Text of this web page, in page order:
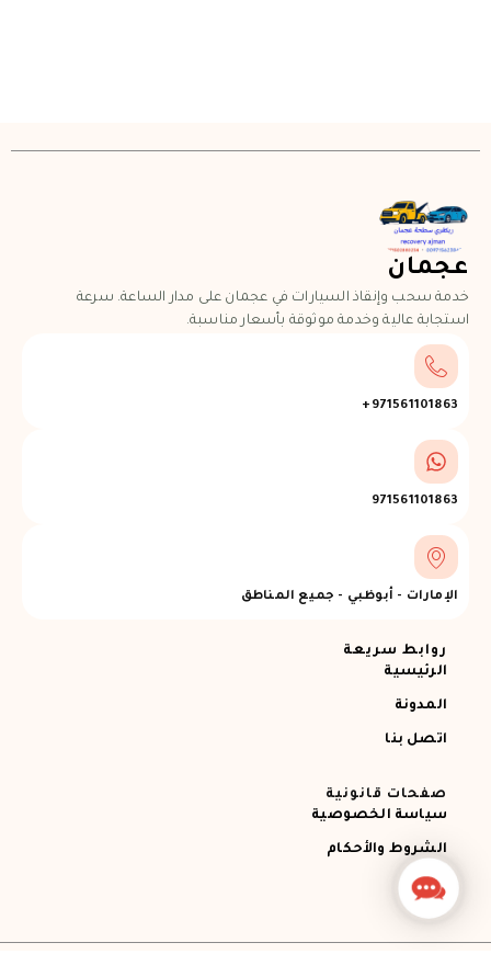
عجمان
خدمة سحب وإنقاذ السيارات في عجمان على مدار الساعة. سرعة
استجابة عالية وخدمة موثوقة بأسعار مناسبة.
971561101863+
971561101863
الإمارات - أبوظبي - جميع المناطق
روابط سريعة
الرئيسية
المدونة
اتصل بنا
صفحات قانونية
سياسة الخصوصية
الشروط والأحكام
Contact
Us